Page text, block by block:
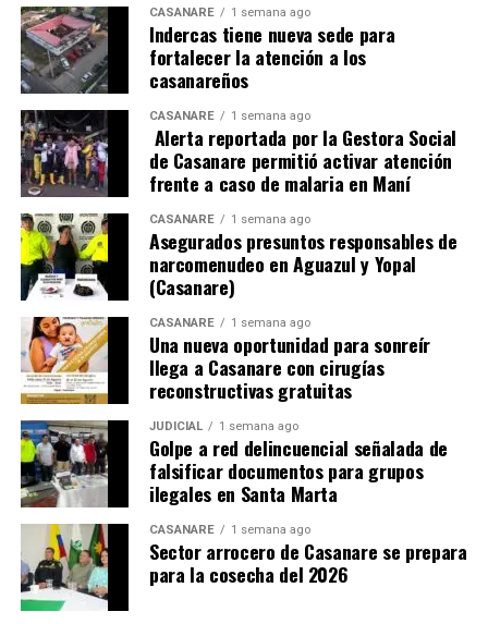
acompañado y fortalecido por un robusto componente
de observación nacional e internacional.
ADVERTISEMENT
Hasta la fecha,
el CNE ha acreditado a 215
observadores internacionalespertenecientes a
distintas organizaciones y misiones diplomáticas, entre
ellas la Unión Europea, la Embajada de Estados Unidos y
el Instituto Republicano Internacional. A ello se suma la
participación de la Misión de Observación Electoral
(MOE), que ya ha postulado a decenas de observadores.
La integración de observación internacional,
plataformas digitales, simulacros técnicos previos a la
jornada y monitoreo en tiempo real apunta a consolidar
uno de los procesos electorales con mayor capacidad de
CASANARE 1 semana ago
Indercas tiene nueva sede para
fortalecer la atención a los
casanareños
CASANARE 1 semana ago
Alerta reportada por la Gestora Social
de Casanare permitió activar atención
frente a caso de malaria en Maní
CASANARE 1 semana ago
Asegurados presuntos responsables de
narcomenudeo en Aguazul y Yopal
(Casanare)
CASANARE 1 semana ago
Una nueva oportunidad para sonreír
llega a Casanare con cirugías
reconstructivas gratuitas
JUDICIAL 1 semana ago
Golpe a red delincuencial señalada de
falsificar documentos para grupos
ilegales en Santa Marta
CASANARE 1 semana ago
Sector arrocero de Casanare se prepara
para la cosecha del 2026